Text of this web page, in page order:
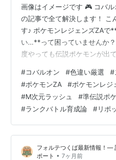
画像はイメージです 🎮 コバ
の記事で全て解決します！ こ
す♪ ポケモンレジェンズZAで
い…**って困っていませんか
度やっても伝説ポケモンが出
成方法を知りたい… そんな悩
さん、安心してください✨ こ
コバルオン攻略の全てがわか
ルオンをゲットできる最短ル
技、ランクバトルで勝てる育
解説します🔥 実は編集部…
#コバルオン #色違い厳選 #
#ポケモンZA #ポケモンレジ
#M次元ラッシュ #準伝説ポ
#ランクバトル育成論 #リポ
フォルテつくば最新情報！—
ポート • 7ヶ月前